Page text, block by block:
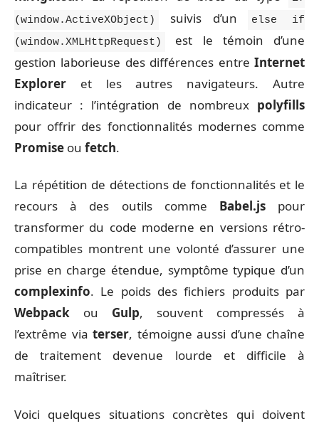
(window.ActiveXObject)
suivis d’un
else if
(window.XMLHttpRequest)
est le témoin d’une
gestion laborieuse des différences entre Internet
Explorer et les autres navigateurs. Autre
indicateur : l’intégration de nombreux polyfills
pour offrir des fonctionnalités modernes comme
Promise ou fetch.
La répétition de détections de fonctionnalités et le
recours à des outils comme Babel.jspour
transformer du code moderne en versions rétro-
compatibles montrent une volonté d’assurer une
prise en charge étendue, symptôme typique d’un
complexinfo. Le poids des fichiers produits par
Webpack ou Gulp, souvent compressés à
l’extrême via terser, témoigne aussi d’une chaîne
de traitement devenue lourde et difficile à
maîtriser.
Voici quelques situations concrètes qui doivent